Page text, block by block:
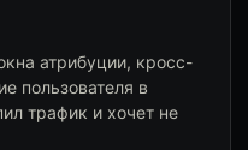
атрибуции, кросс-
пользователя в
трафик и хочет не